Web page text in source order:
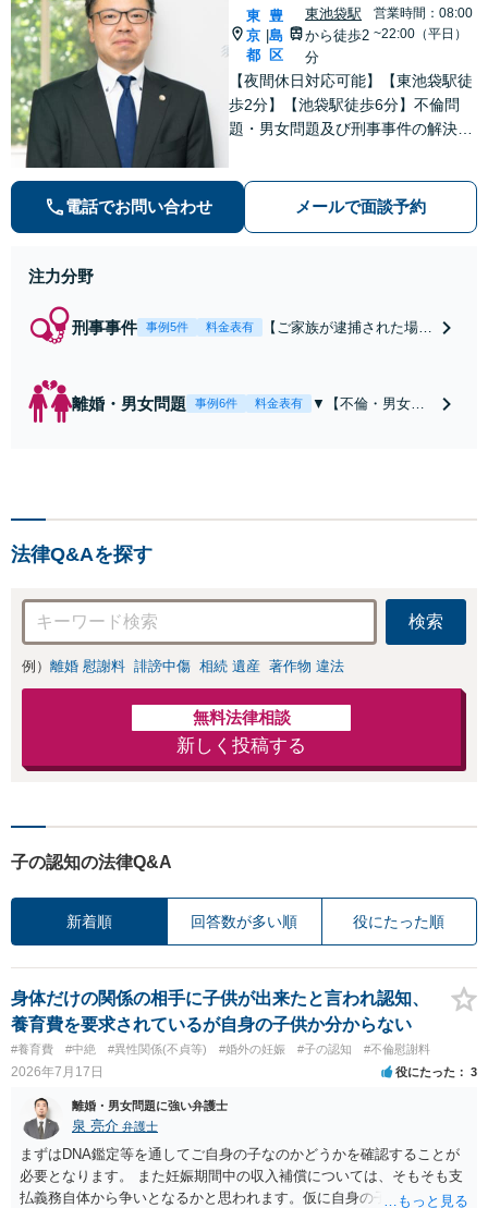
東
京
都
豊
島
区
東池袋駅
から徒歩2
分
営業時間：08:00
~22:00（平日）
【夜間休日対応可能】【東池袋駅徒
歩2分】【池袋駅徒歩6分】不倫問
題・男女問題及び刑事事件の解決実
電話でお問い合わせ メールで面談予約
注力分野
刑事事件 事例5件 料金表有
【ご家族が逮捕された場合
指しスピード対応】【東池
袋駅徒歩2分】【池袋駅徒
離婚・男女問題 事例6件 料金表有
▼【不倫・男女問
問題・不倫で慰謝
料請求をお考えの
方の相談も受付中
▼不倫慰謝料
（被）請求事件で
多数の解決実績あ
り
法律Q&Aを探す
検索
例） 離婚 慰謝料 誹謗中傷 相続 遺産 著作物 違法
無料法律相談
新しく投稿する
子の認知の法律Q&A
新着順 回答数が多い順 役にたった順
身体だけの関係の相手に子供が出来たと言われ認知、
養育費を要求されているが自身の子供か分からない
#養育費 #中絶 #異性関係(不貞等) #婚外の妊娠 #子の認知 #不倫慰謝料
2026年7月17日 役にたった 3
離婚・男女問題に強い弁護士
泉 亮介 弁護士
まずはDNA鑑定等を通してご自身の子なのかどうかを確認することが
必要となります。 また妊娠期間中の収入補償については、そもそも支
払義務自体から争いとなるかと思われます。仮に自身の子であったと